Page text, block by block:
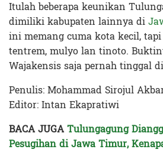
Itulah beberapa keunikan
dimiliki kabupaten lainnya di
ini memang cuma kota kecil,
tentrem, mulyo lan tinoto.
Wajakensis saja pernah tinggal
Penulis: Mohammad Sirojul
Editor: Intan Ekapratiwi
BACA JUGATulungagung
Pesugihan di Jawa Timur,